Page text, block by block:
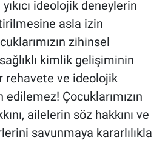
yıkıcı ideolojik deneylerin
asla izin
zihinsel
kimlik gelişiminin
rehavete ve ideolojik
Çocuklarımızın
ailelerin söz hakkını ve
savunmaya kararlılıkla